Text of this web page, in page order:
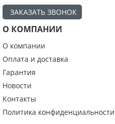
Введите код с картинки:
Я даю согласие на обработку
ЗАКАЗАТЬ ЗВОНОК
О КОМПАНИИ
О компании
Оплата и доставка
Гарантия
Новости
Контакты
Политика конфиденциальности